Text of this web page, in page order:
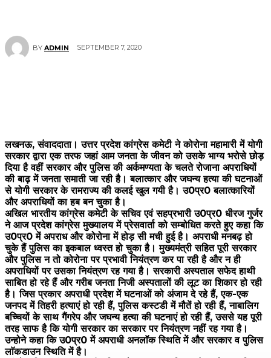
BY ADMIN SEPTEMBER 7, 2020
लखनऊ, संवाददाता। उत्तर प्रदेश कांग्रेस कमेटी ने कोरोना महामारी में योगी
सरकार द्वारा एक तरफ जहां आम जनता के जीवन को उसके भाग्य भरोसे छोड़
दिया है वहीं सरकार और पुलिस की अर्कमण्यता के चलते रोजाना अपराधियों
की बाढ़ में जनता समाती जा रही है। बलात्कार और जघन्य हत्या की घटनाओं
से योगी सरकार के रामराज्य की कलई खुल गयी है। उ0प्र0 बलात्कारियों
और अपराधियों का हब बन चुका है।
अखिल भारतीय कांग्रेस कमेटी के सचिव एवं सहप्रभारी उ0प्र0 धीरज गुर्जर
ने आज प्रदेश कांग्रेस मुख्यालय में प्रेसवार्ता को सम्बोधित करते हुए कहा कि
उ0प्र0 में अपराध और कोरोना में होड़ सी मची हुई है। अपराधी मनबढ़ हो
चुके हैं पुलिस का इकबाल ध्वस्त हो चुका है। मुख्यमंत्री सहित पूरी सरकार
और पुलिस न तो कोरोना पर प्रभावी नियंत्रण कर पा रही है और न ही
अपराधियों पर उसका नियंत्रण रह गया है। सरकारी अस्पताल सफेद हाथी
साबित हो रहे हैं और गरीब जनता निजी अस्पतालों की लूट का शिकार हो रही
है। जिस प्रकार अपराधी प्रदेश में घटनाओं को अंजाम दे रहे हैं, एक-एक
जनपद में तिहरी हत्याएं हो रही हैं, पुलिस कस्टडी में मौतें हो रही हैं, नाबालिग
बच्चियों के साथ गैंगरेप और जघन्य हत्या की घटनाएं हो रही हैं, उससे यह पूरी
तरह साफ है कि योगी सरकार का सरकार पर नियंत्रण नहीं रह गया है।
उन्होने कहा कि उ0प्र0 में अपराधी अनलाॅक स्थिति में और सरकार व पुलिस
लाॅकडाउन स्थिति में है।